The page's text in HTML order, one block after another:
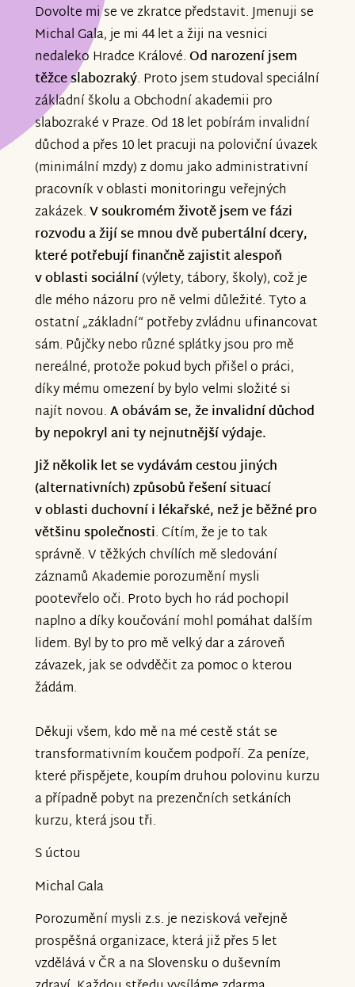
Dovolte mi se ve zkratce představit. Jmenuji se
Michal Gala, je mi 44 let a žiji na vesnici
nedaleko Hradce Králové.Od narození jsem
těžce slabozraký. Proto jsem studoval speciální
základní školu a Obchodní akademii pro
slabozraké v Praze. Od 18 let pobírám invalidní
důchod a přes 10 let pracuji na poloviční úvazek
(minimální mzdy) z domu jako administrativní
pracovník v oblasti monitoringu veřejných
zakázek.V soukromém životě jsem ve fázi
rozvodu a žijí se mnou dvě pubertální dcery,
které potřebují finančně zajistit alespoň
v oblasti sociální(výlety, tábory, školy), což je
dle mého názoru pro ně velmi důležité. Tyto a
ostatní „základní“ potřeby zvládnu ufinancovat
sám. Půjčky nebo různé splátky jsou pro mě
nereálné, protože pokud bych přišel o práci,
díky mému omezení by bylo velmi složité si
najít novou.A obávám se, že invalidní důchod
by nepokryl ani ty nejnutnější výdaje.
Již několik let se vydávám cestou jiných
(alternativních) způsobů řešení situací
v oblasti duchovní i lékařské, než je běžné pro
většinu společnosti. Cítím, že je to tak
správně. V těžkých chvílích mě sledování
záznamů Akademie porozumění mysli
pootevřelo oči. Proto bych ho rád pochopil
naplno a díky koučování mohl pomáhat dalším
lidem. Byl by to pro mě velký dar a zároveň
závazek, jak se odvděčit za pomoc o kterou
žádám.
Děkuji všem, kdo mě na mé cestě stát se
transformativním koučem podpoří. Za peníze,
které přispějete, koupím druhou polovinu kurzu
a případně pobyt na prezenčních setkáních
kurzu, která jsou tři.
S úctou
Michal Gala
Porozumění mysli z.s. je nezisková veřejně
prospěšná organizace, která již přes 5 let
vzdělává v ČR a na Slovensku o duševním